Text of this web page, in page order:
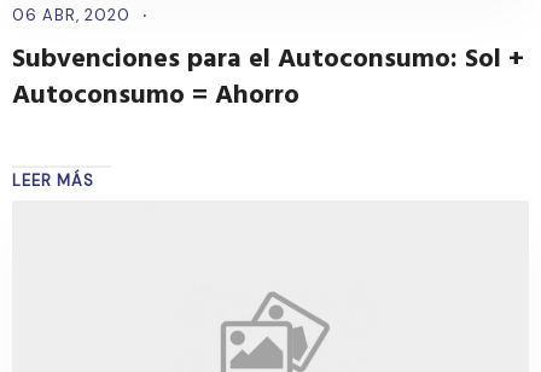
06 ABR, 2020
Subvenciones para el Autoconsumo: Sol +
Autoconsumo = Ahorro